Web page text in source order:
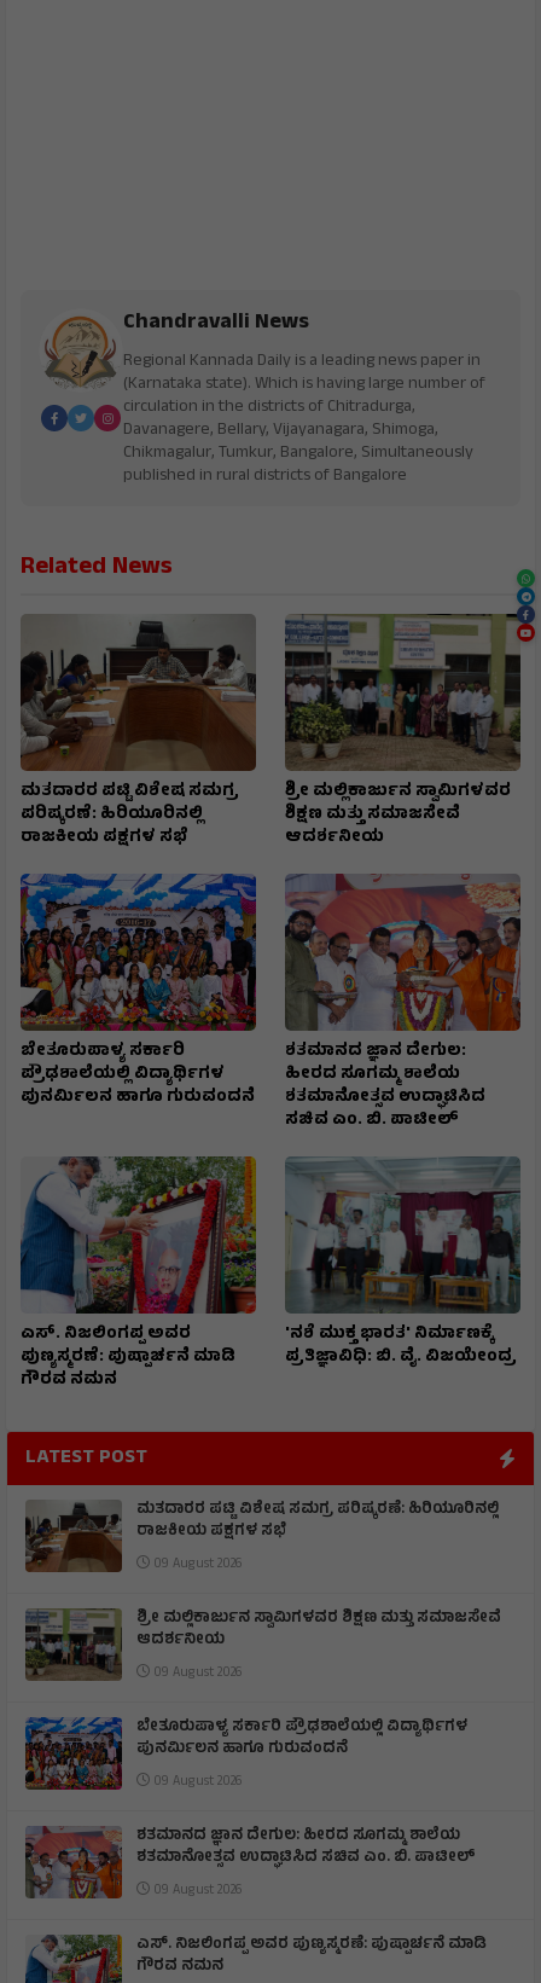
Chandravalli News
Regional Kannada Daily is a leading news paper in
(Karnataka state). Which is having large number of
circulation in the districts of Chitradurga,
Davanagere, Bellary, Vijayanagara, Shimoga,
Chikmagalur, Tumkur, Bangalore, Simultaneously
published in rural districts of Bangalore
Related News
ಮತದಾರರ ಪಟ್ಟಿ ವಿಶೇಷ ಸಮಗ್ರ
ಪರಿಷ್ಕರಣೆ: ಹಿರಿಯೂರಿನಲ್ಲಿ
ರಾಜಕೀಯ ಪಕ್ಷಗಳ ಸಭೆ
ಶ್ರೀ ಮಲ್ಲಿಕಾರ್ಜುನ ಸ್ವಾಮಿಗಳವರ
ಶಿಕ್ಷಣ ಮತ್ತು ಸಮಾಜಸೇವೆ
ಆದರ್ಶನೀಯ
ಬೇತೂರುಪಾಳ್ಯ ಸರ್ಕಾರಿ
ಪ್ರೌಢಶಾಲೆಯಲ್ಲಿ ವಿದ್ಯಾರ್ಥಿಗಳ
ಪುನರ್ಮಿಲನ ಹಾಗೂ ಗುರುವಂದನೆ
ಶತಮಾನದ ಜ್ಞಾನ ದೇಗುಲ:
ಹೀರದ ಸೂಗಮ್ಮ ಶಾಲೆಯ
ಶತಮಾನೋತ್ಸವ ಉದ್ಘಾಟಿಸಿದ
ಸಚಿವ ಎಂ. ಬಿ. ಪಾಟೀಲ್
ಎಸ್. ನಿಜಲಿಂಗಪ್ಪ ಅವರ
ಪುಣ್ಯಸ್ಮರಣೆ: ಪುಷ್ಪಾರ್ಚನೆ ಮಾಡಿ
ಗೌರವ ನಮನ​
'ನಶೆ ಮುಕ್ತ ಭಾರತ' ನಿರ್ಮಾಣಕ್ಕೆ
ಪ್ರತಿಜ್ಞಾವಿಧಿ: ಬಿ. ವೈ. ವಿಜಯೇಂದ್ರ
LATEST POST
ಮತದಾರರ ಪಟ್ಟಿ ವಿಶೇಷ ಸಮಗ್ರ ಪರಿಷ್ಕರಣೆ: ಹಿರಿಯೂರಿನಲ್ಲಿ
ರಾಜಕೀಯ ಪಕ್ಷಗಳ ಸಭೆ
09 August 2026
ಶ್ರೀ ಮಲ್ಲಿಕಾರ್ಜುನ ಸ್ವಾಮಿಗಳವರ ಶಿಕ್ಷಣ ಮತ್ತು ಸಮಾಜಸೇವೆ
ಆದರ್ಶನೀಯ
09 August 2026
ಬೇತೂರುಪಾಳ್ಯ ಸರ್ಕಾರಿ ಪ್ರೌಢಶಾಲೆಯಲ್ಲಿ ವಿದ್ಯಾರ್ಥಿಗಳ
ಪುನರ್ಮಿಲನ ಹಾಗೂ ಗುರುವಂದನೆ
09 August 2026
ಶತಮಾನದ ಜ್ಞಾನ ದೇಗುಲ: ಹೀರದ ಸೂಗಮ್ಮ ಶಾಲೆಯ
ಶತಮಾನೋತ್ಸವ ಉದ್ಘಾಟಿಸಿದ ಸಚಿವ ಎಂ. ಬಿ. ಪಾಟೀಲ್
09 August 2026
ಎಸ್. ನಿಜಲಿಂಗಪ್ಪ ಅವರ ಪುಣ್ಯಸ್ಮರಣೆ: ಪುಷ್ಪಾರ್ಚನೆ ಮಾಡಿ
ಗೌರವ ನಮನ​